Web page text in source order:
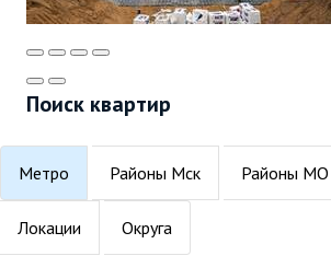
Поиск квартир
Метро Районы Мск Районы МО
Локации Округа